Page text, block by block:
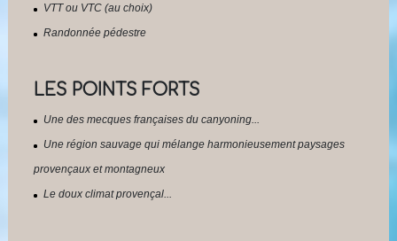
VTT ou VTC (au choix)
Randonnée pédestre
LES POINTS FORTS
Une des mecques françaises du canyoning...
Une région sauvage qui mélange harmonieusement paysages
provençaux et montagneux
Le doux climat provençal...